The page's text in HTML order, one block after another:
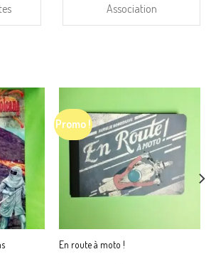
Association
Promo !
En route à moto !